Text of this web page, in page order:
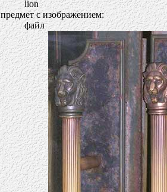
lion
предмет с изображением:
файл